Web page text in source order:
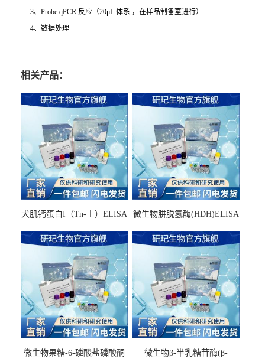
3、Probe qPCR 反应（20μL 体系 ，在样品制备室进行）
4、数据处理
相关产品：
犬肌钙蛋白I（Tn-Ⅰ）ELISA
微生物肼脱氢酶(HDH)ELISA
微生物果糖-6-磷酸盐磷酸酮
微生物β-半乳糖苷酶(β-